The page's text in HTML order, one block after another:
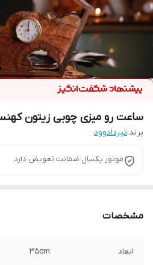
ساعت رو میزی چوبی زیتون
برند:تیردادوود
موتور یکسال ضمانت تعویض دارد
مشخصات
ابعاد 35cm